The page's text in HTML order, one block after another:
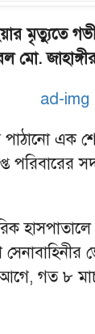
মৃত্যুতে
মো.
পাঠানো এক
পরিবারের
গত ৮